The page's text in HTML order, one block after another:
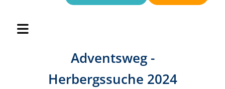
Adventsweg -
Herbergssuche 2024